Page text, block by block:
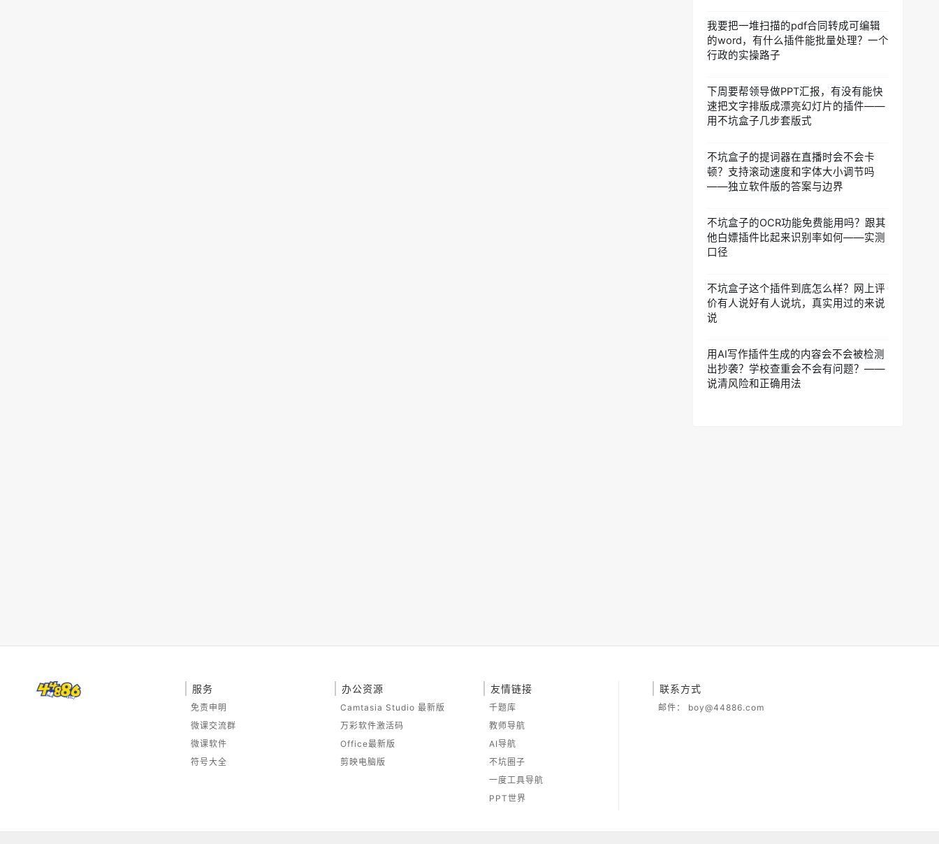
我要把一堆扫描的pdf合同转成可编辑
的word，有什么插件能批量处理？一个
行政的实操路子
下周要帮领导做PPT汇报，有没有能快
速把文字排版成漂亮幻灯片的插件——
用不坑盒子几步套版式
不坑盒子的提词器在直播时会不会卡
顿？支持滚动速度和字体大小调节吗
——独立软件版的答案与边界
不坑盒子的OCR功能免费能用吗？跟其
他白嫖插件比起来识别率如何——实测
口径
不坑盒子这个插件到底怎么样？网上评
价有人说好有人说坑，真实用过的来说
说
用AI写作插件生成的内容会不会被检测
出抄袭？学校查重会不会有问题？——
说清风险和正确用法
服务
免责申明
微课交流群
微课软件
符号大全
办公资源
Camtasia Studio 最新版
万彩软件激活码
Office最新版
剪映电脑版
友情链接
千题库
教师导航
AI导航
不坑圈子
一度工具导航
PPT世界
联系方式
邮件： boy@44886.com